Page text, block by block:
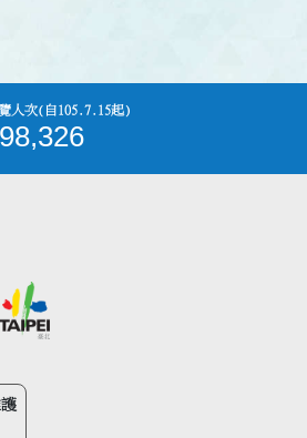
人次(自105.7.15起)